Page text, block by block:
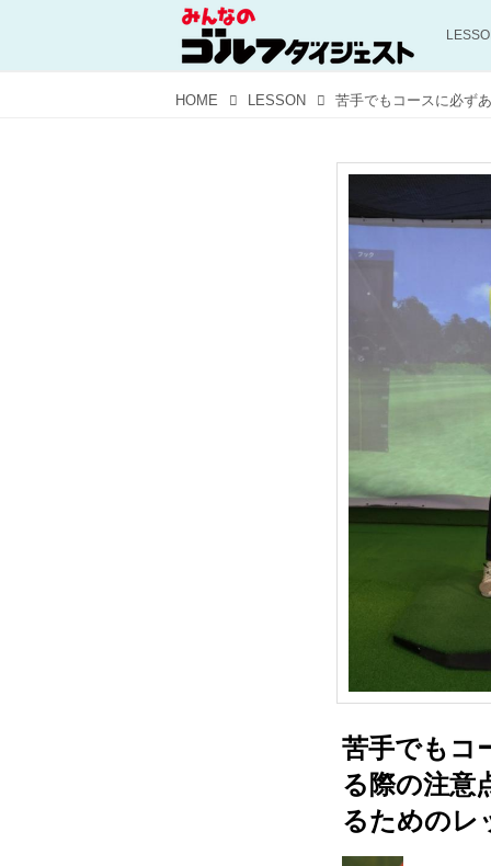
HOME LESSON
苦手でもコ
る際の注意
るためのレ